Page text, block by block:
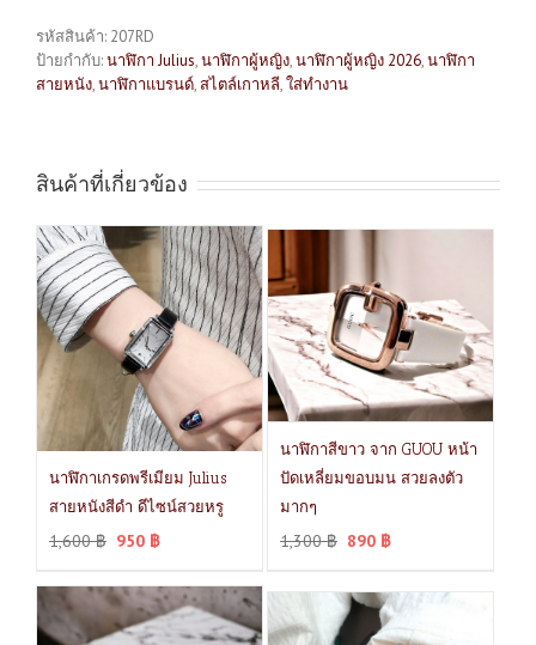
รหัสสินค้า: 207RD
ป้ายกำกับ:นาฬิกา Julius,นาฬิกาผู้หญิง,นาฬิกาผู้หญิง 2026,นาฬิกา
สายหนัง,นาฬิกาแบรนด์,สไตล์เกาหลี,ใส่ทำงาน
สินค้าที่เกี่ยวข้อง
นาฬิกาเกรดพรีเมียม Julius
สายหนังสีดำ ดีไซน์สวยหรู
1,600฿ 950 ฿
นาฬิกาสีขาว จาก GUOU หน้า
ปัดเหลี่ยมขอบมน สวยลงตัว
มากๆ
1,300฿ 890 ฿